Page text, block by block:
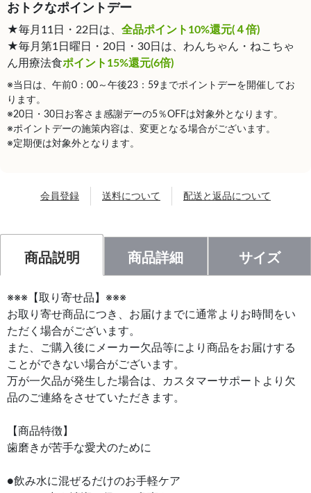
おトクなポイントデー
★毎月11日・22日は、 全品ポイント10%還元(４倍)
★毎月第1日曜日・20日・30日は、わんちゃん・ねこちゃ
ん用療法食ポイント15%還元(6倍)
※当日は、午前0：00～午後23：59までポイントデーを開催してお
ります。
※20日・30日お客さま感謝デーの5％OFFは対象外となります。
※ポイントデーの施策内容は、変更となる場合がございます。
※定期便は対象外となります。
会員登録 送料について 配送と返品について
商品説明 商品詳細 サイズ
※※※【取り寄せ品】※※※
お取り寄せ商品につき、お届けまでに通常よりお時間をい
ただく場合がございます。
また、ご購入後にメーカー欠品等により商品をお届けする
ことができない場合がございます。
万が一欠品が発生した場合は、カスタマーサポートより欠
品のご連絡をさせていただきます。
【商品特徴】
歯磨きが苦手な愛犬のために
●飲み水に混ぜるだけのお手軽ケア